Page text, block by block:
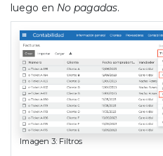
luego en No pagadas.
Imagen 3: Filtros